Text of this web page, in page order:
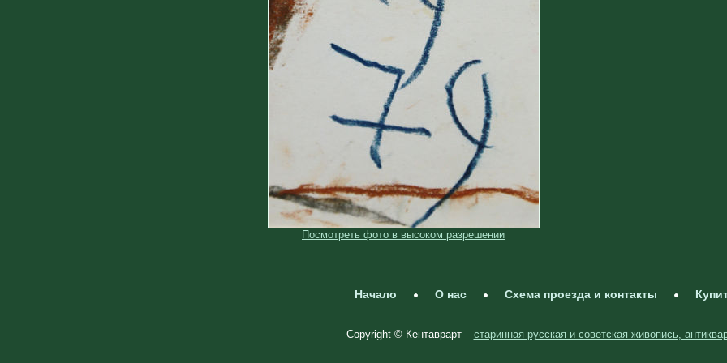
Посмотреть фото в высоком разрешении
Начало О нас Схема проезда и контакты
Copyright © Кентаврарт – старинная русская и советская живопись,